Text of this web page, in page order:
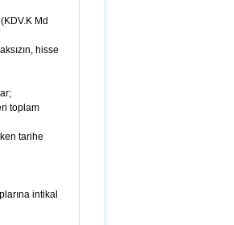
Md
hisse
toplam
tarihe
intikal